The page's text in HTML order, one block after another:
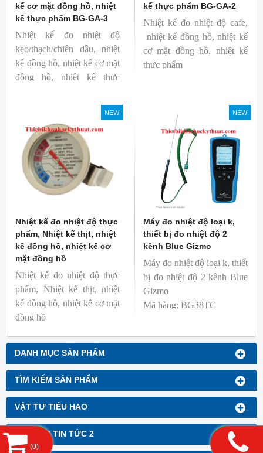
DANH MỤC SẢN PHẨM
TÌM KIẾM SẢN PHẨM
VẬT TƯ TIÊU HAO
MODULE TIN TỨC 2
kế cơ mặt đồng hồ, nhiệt
kế thực phẩm BG-GA-3
Nhiệt kế đo nhiệt độ
kẹo/thạch/chiên dầu, nhiệt
kế đồng hồ, nhiệt kế cơ mặt
đồng hồ, nhiệt kế thực
Thương hiệu: Blue Gizmo
kế thực phẩm BG-GA-2
Nhiệt kế đo nhiệt độ cafe,
nhiệt kế đồng hồ, nhiệt kế
cơ mặt đồng hồ, nhiệt kế
thực phẩm
NEW
Nhiệt kế đo nhiệt độ thực
phẩm, Nhiệt kế thịt, nhiệt
kế đồng hồ, nhiệt kế cơ
mặt đồng hồ
Nhiệt kế đo nhiệt độ thực
phẩm, Nhiệt kế thịt, nhiệt
kế đồng hồ, nhiệt kế cơ mặt
đồng hồ
Thương hiệu: Blue Gizmo
NEW
Máy đo nhiệt độ loại k,
thiết bị đo nhiệt độ 2
kênh Blue Gizmo
Máy đo nhiệt độ loại k, thiết
bị đo nhiệt độ 2 kênh Blue
Gizmo
Mã hàng: BG38TC
(0)